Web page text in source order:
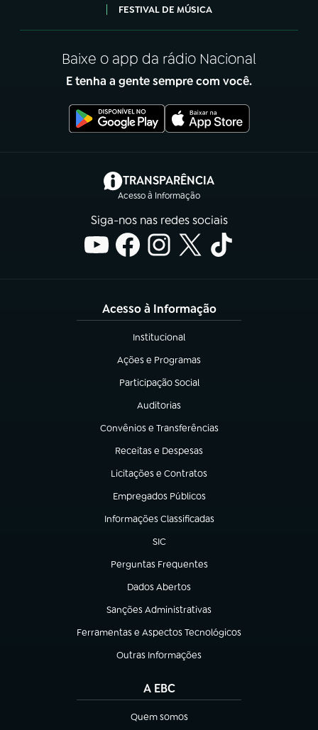
FESTIVAL DE MÚSICA
Baixe o app da rádio Nacional
E tenha a gente sempre com você.
TRANSPARÊNCIA
Acesso à Informação
(abre em nova aba)
Siga-nos nas redes sociais
Acesso à Informação
Institucional
(abre em nova aba)
Ações e Programas
(abre em nova aba)
Participação Social
(abre em nova aba)
Auditorias
(abre em nova aba)
Convênios e Transferências
(abre em nova aba)
Receitas e Despesas
(abre em nova aba)
Licitações e Contratos
(abre em nova aba)
Empregados Públicos
(abre em nova aba)
Informações Classificadas
(abre em nova aba)
SIC
(abre em nova aba)
Perguntas Frequentes
(abre em nova aba)
Dados Abertos
(abre em nova aba)
Sanções Administrativas
(abre em nova aba)
Ferramentas e Aspectos Tecnológicos
(abre em nova aba)
Outras Informações
(abre em nova aba)
A EBC
Quem somos
(abre em nova aba)